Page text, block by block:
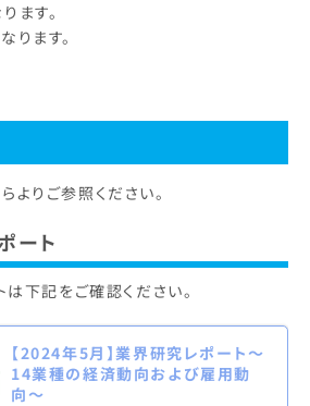
ます。
ります。
よりご参照ください。
ート
下記をご確認ください。
【2024年5月】業界研究レポート～
14業種の経済動向および雇用動
向～